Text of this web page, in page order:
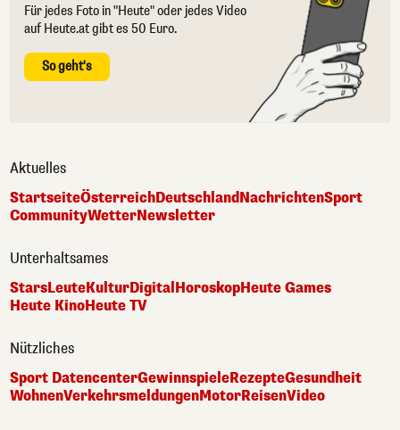
Für jedes Foto in "Heute" oder jedes Video
auf Heute.at gibt es 50 Euro.
So geht's
Aktuelles
StartseiteÖsterreichDeutschlandNachrichtenSport
CommunityWetterNewsletter
Unterhaltsames
StarsLeuteKulturDigital HoroskopHeute Games
Heute KinoHeute TV
Nützliches
Sport DatencenterGewinnspieleRezepteGesundheit
WohnenVerkehrsmeldungenMotorReisenVideo